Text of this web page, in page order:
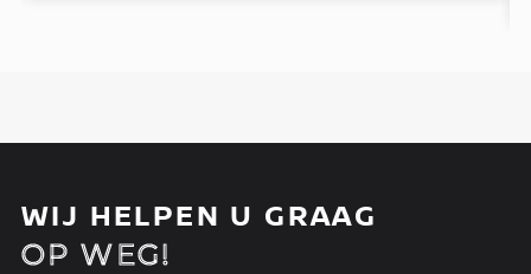
WIJ HELPEN U GRAAG
OP WEG!